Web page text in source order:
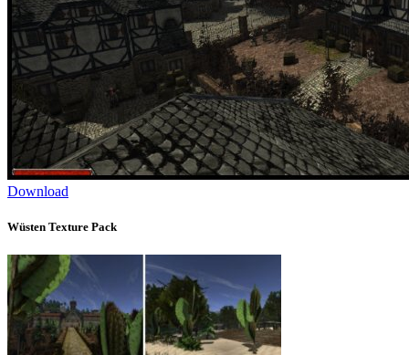
Download
Wüsten Texture Pack